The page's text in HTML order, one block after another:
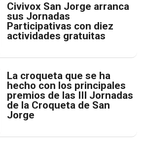
Civivox San Jorge arranca
sus Jornadas
Participativas con diez
actividades gratuitas
La croqueta que se ha
hecho con los principales
premios de las III Jornadas
de la Croqueta de San
Jorge